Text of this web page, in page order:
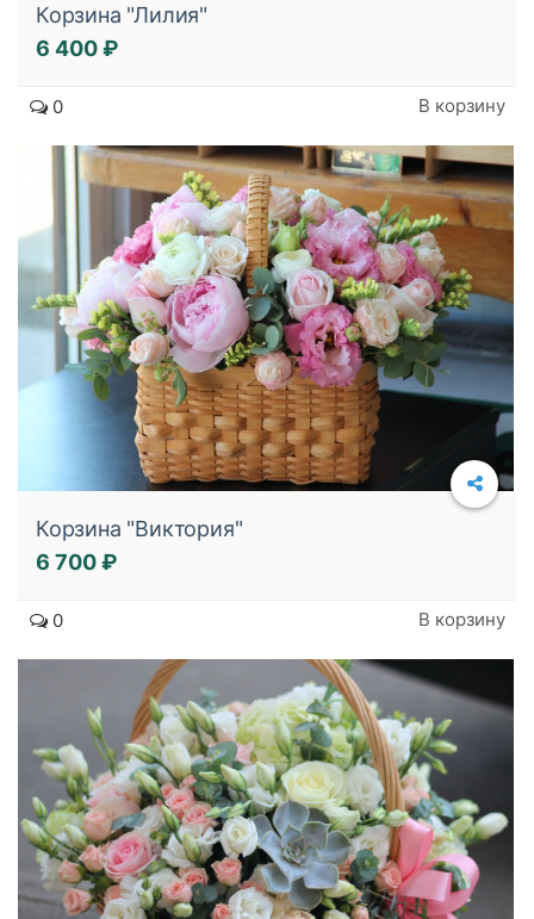
Корзина "Лилия"
6 400 ₽
0 В корзину
Корзина "Виктория"
6 700 ₽
0 В корзину